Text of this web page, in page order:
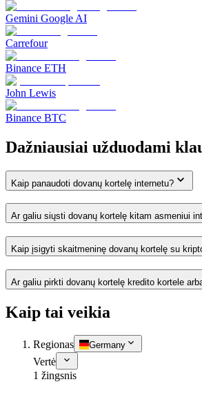
Gemini Google AI
Carrefour
Binance ETH
John Lewis
Binance BTC
Dažniausiai užduodami
Kaip panaudoti dovanų kortelę internetu?
Ar galiu siųsti dovanų kortelę kitam asmeniui
Kaip įsigyti skaitmeninę dovanų kortelę su
Ar galiu pirkti dovanų kortelę kredito kortele
Kaip tai veikia
Regionas Germany
Vertė
1 žingsnis